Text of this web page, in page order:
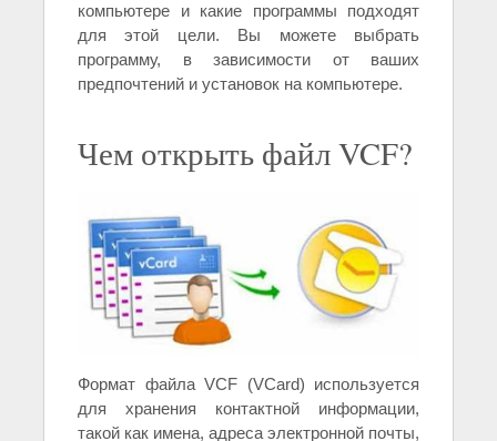
компьютере и какие программы подходят
для этой цели. Вы можете выбрать
программу, в зависимости от ваших
предпочтений и установок на компьютере.
Чем открыть файл VCF?
Формат файла VCF (VCard) используется
для хранения контактной информации,
такой как имена, адреса электронной почты,